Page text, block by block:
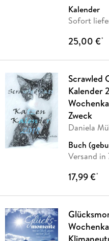
Kalender
Sofort
25,00 €*
Scrawled
Kalender
Zweck
Daniela
Buch
Versand in
17,99 €*